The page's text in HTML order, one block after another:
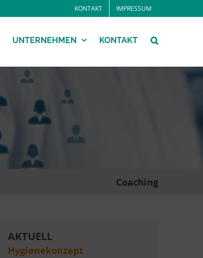
KONTAKT IMPRESSUM
UNTERNEHMEN KONTAKT
Coaching
AKTUELL
Hygienekonzept